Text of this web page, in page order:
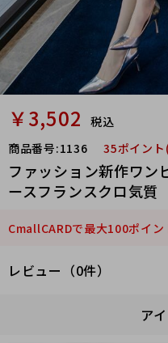
￥3,502
税込
商品番号:1136 35ポイン
ファッション新作ワン
ースフランスクロ気質
CmallCARDで最大100ポイン
レビュー（0件）
ア